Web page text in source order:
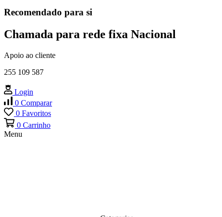
Recomendado para si
Chamada para rede fixa Nacional
Apoio ao cliente
255 109 587
Login
0 Comparar
0 Favoritos
0 Carrinho
Menu